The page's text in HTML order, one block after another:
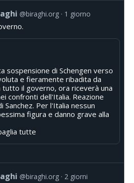
@biraghi.org 1 giorno
sospensione di Schengen verso
e fieramente ribadita da
tutto il governo, ora riceverà una
confronti dell'Italia. Reazione
Sanchez. Per l'Italia nessun
figura e danno grave alla
tutte
@biraghi.org 2 giorni